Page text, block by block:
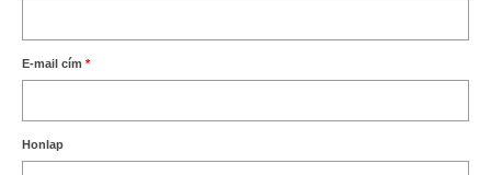
E-mail cím *
Honlap